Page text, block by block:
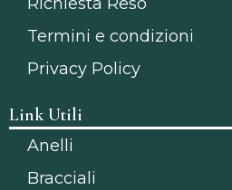
Richiesta Reso
Termini e condizioni
Privacy Policy
Link Utili
Anelli
Bracciali